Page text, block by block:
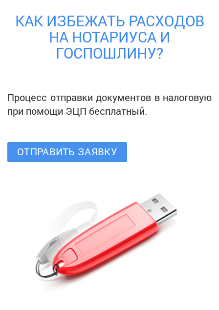
КАК ИЗБЕЖАТЬ РАСХОДОВ
НА НОТАРИУСА И
ГОСПОШЛИНУ?
Процесс отправки документов в налоговую
при помощи ЭЦП бесплатный.
ОТПРАВИТЬ ЗАЯВКУ